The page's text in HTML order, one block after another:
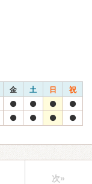
金 土 日 祝
次»